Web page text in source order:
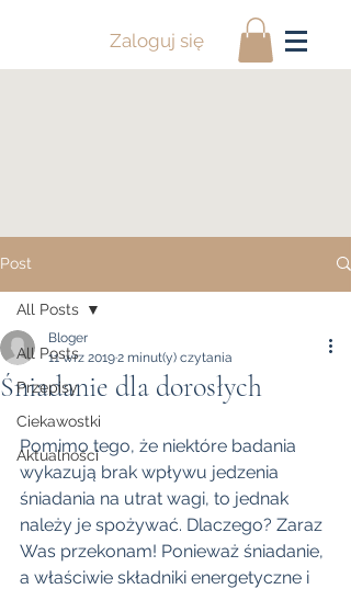
Zaloguj się
Post
All Posts
Przepisy
Ciekawostki
Aktualności
All Posts
Śniadanie dla dorosłych
Bloger
11 wrz 20192 minut(y) czytania
Pomimo tego, że niektóre badania
wykazują brak wpływu jedzenia
śniadania na utrat wagi, to jednak
należy je spożywać. Dlaczego? Zaraz
Was przekonam! Ponieważ śniadanie,
a właściwie składniki energetyczne i